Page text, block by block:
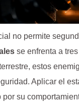
no permite
se enfrenta a
estos
Aplicar el
su